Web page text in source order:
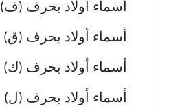
أسماء أولاد بحرف (ف)
أسماء أولاد بحرف (ق)
أسماء أولاد بحرف (ك)
أسماء أولاد بحرف (ل)